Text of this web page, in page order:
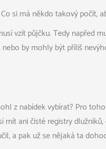
si má někdo takový počít,
vzít půjčku. Tedy napřed
by mohly být příliš
z nabídek vybírat? Pro
ani čisté registry
a pak už se nějaká ta